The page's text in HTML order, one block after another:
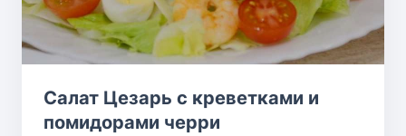
Салат Цезарь с креветками и
помидорами черри